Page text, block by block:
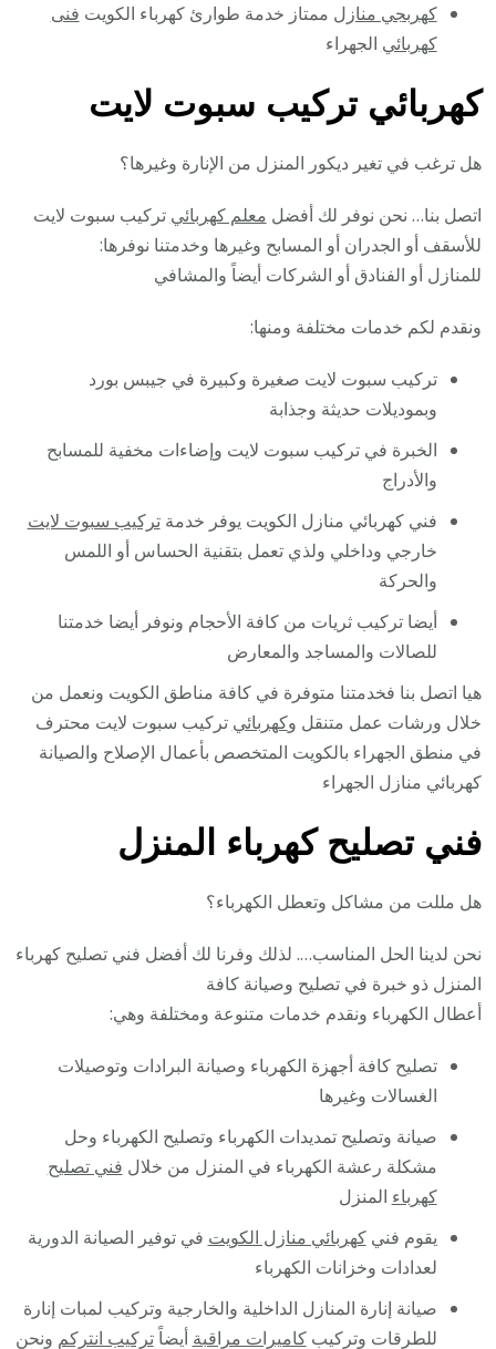
كهربجي منازل ممتاز خدمة طوارئ كهرباء الكويت فنى
كهربائي الجهراء
كهربائي تركيب سبوت لايت
هل ترغب في تغير ديكور المنزل من الإنارة وغيرها؟
اتصل بنا… نحن نوفر لك أفضل معلم كهربائي تركيب سبوت لايت
للأسقف أو الجدران أو المسابح وغيرها وخدمتنا نوفرها:
للمنازل أو الفنادق أو الشركات أيضاً والمشافي
ونقدم لكم خدمات مختلفة ومنها:
تركيب سبوت لايت صغيرة وكبيرة في جيبس بورد
وبموديلات حديثة وجذابة
الخبرة في تركيب سبوت لايت وإضاءات مخفية للمسابح
والأدراج
فني كهربائي منازل الكويت يوفر خدمةتركيب سبوت لايت
خارجي وداخلي ولذي تعمل بتقنية الحساس أو اللمس
والحركة
أيضا تركيب ثريات من كافة الأحجام ونوفر أيضا خدمتنا
للصالات والمساجد والمعارض
هيا اتصل بنا فخدمتنا متوفرة في كافة مناطق الكويت ونعمل من
خلال ورشات عمل متنقل وكهربائي تركيب سبوت لايت محترف
في منطق الجهراء بالكويت المتخصص بأعمال الإصلاح والصيانة
كهربائي منازل الجهراء
فني تصليح كهرباء المنزل
هل مللت من مشاكل وتعطل الكهرباء؟
نحن لدينا الحل المناسب…. لذلك وفرنا لك أفضل فني تصليح كهرباء
المنزل ذو خبرة في تصليح وصيانة كافة
أعطال الكهرباء ونقدم خدمات متنوعة ومختلفة وهي:
تصليح كافة أجهزة الكهرباء وصيانة البرادات وتوصيلات
الغسالات وغيرها
صيانة وتصليح تمديدات الكهرباء وتصليح الكهرباء وحل
مشكلة رعشة الكهرباء في المنزل من خلال فني تصليح
كهرباء المنزل
يقوم فنيكهربائي منازل الكويت في توفير الصيانة الدورية
لعدادات وخزانات الكهرباء
صيانة إنارة المنازل الداخلية والخارجية وتركيب لمبات إنارة
للطرقات وتركيبكاميرات مراقبة أيضاًتركيب انتركم ونحن